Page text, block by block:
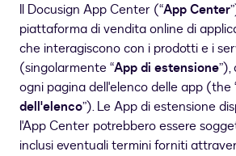
Il Docusign App Center (“App Center
piattaforma di vendita online di
che interagiscono con i prodotti e i
(singolarmente “App di estensione
ogni pagina dell'elenco delle app (the
dell'elenco”). Le App di estensione
l'App Center potrebbero essere
inclusi eventuali termini forniti